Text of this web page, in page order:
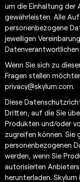
um die Einhaltung der
gewährleisten. Alle
personenbezogene
jeweiligen
Wenn Sie sich zu
Fragen stellen
privacy@skylum.com.
Diese
Dritten, auf die Sie
Produkten und/oder
zugreifen können. Sie
personenbezogenen
werden, wenn Sie
autorisierten
herunterladen.